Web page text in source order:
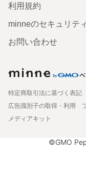
利用規約
minneのセキュリティ
お問い合わせ
特定商取引法に基づく表記
広告識別子の取得・利用
メディアキット
©GMO